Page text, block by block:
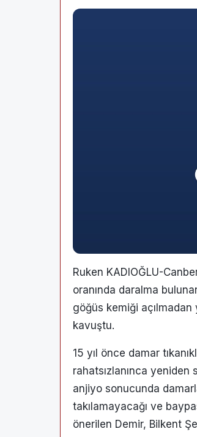
Ruken KADIOĞLU-
oranında daralma
göğüs kemiği açılmadan
kavuştu.
15 yıl önce damar
rahatsızlanınca yeniden
anjiyo sonucunda
takılamayacağı ve
önerilen Demir, Bilkent